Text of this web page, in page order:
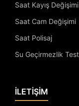
Saat Kayış Değişimi
Saat Cam Değişimi
Saat Polisaj
Su Geçirmezlik
İLETİŞİM